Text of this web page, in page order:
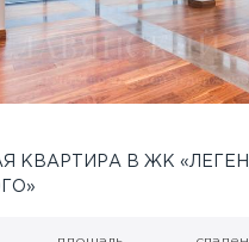
КВАРТИРА В ЖК